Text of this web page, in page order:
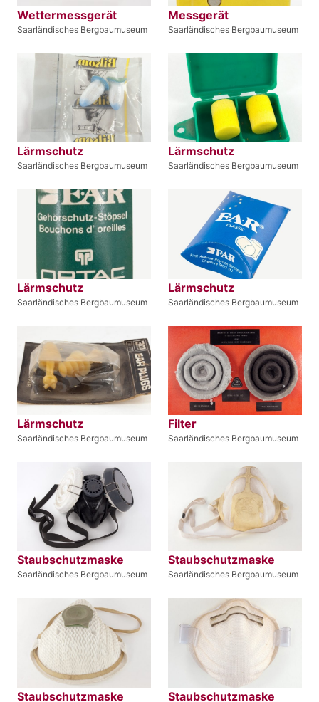
Wettermessgerät
Saarländisches Bergbaumuseum
Messgerät
Saarländisches Bergbaumuseum
Lärmschutz
Saarländisches Bergbaumuseum
Lärmschutz
Saarländisches Bergbaumuseum
Lärmschutz
Saarländisches Bergbaumuseum
Lärmschutz
Saarländisches Bergbaumuseum
Lärmschutz
Saarländisches Bergbaumuseum
Filter
Saarländisches Bergbaumuseum
Staubschutzmaske
Saarländisches Bergbaumuseum
Staubschutzmaske
Saarländisches Bergbaumuseum
Staubschutzmaske Staubschutzmaske